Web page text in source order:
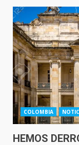
COLOMBIA
HEMOS